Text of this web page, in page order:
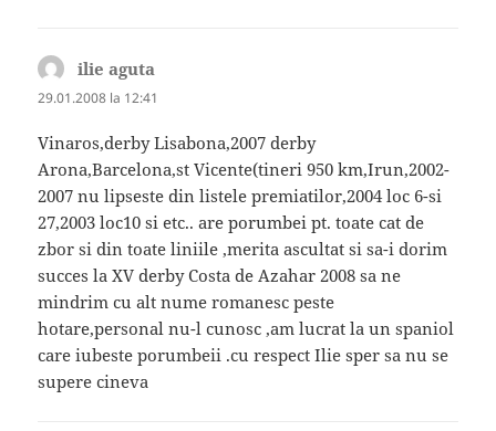
ilie aguta
29.01.2008 la 12:41
Vinaros,derby Lisabona,2007 derby
Arona,Barcelona,st Vicente(tineri 950 km,Irun,2002-
2007 nu lipseste din listele premiatilor,2004 loc 6-si
27,2003 loc10 si etc.. are porumbei pt. toate cat de
zbor si din toate liniile ,merita ascultat si sa-i dorim
succes la XV derby Costa de Azahar 2008 sa ne
mindrim cu alt nume romanesc peste
hotare,personal nu-l cunosc ,am lucrat la un spaniol
care iubeste porumbeii .cu respect Ilie sper sa nu se
supere cineva